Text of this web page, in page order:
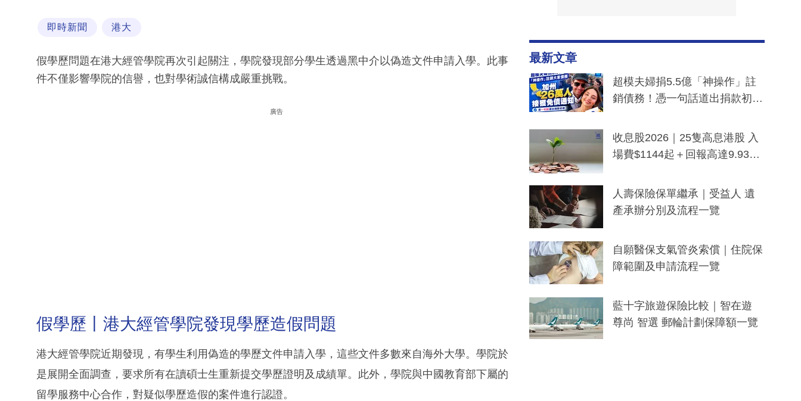
即時新聞 港大
假學歷問題在港大經管學院再次引起關注，學院發現部分學生透過黑中介以偽造文件申請入學。此事
件不僅影響學院的信譽，也對學術誠信構成嚴重挑戰。
廣告
假學歷丨港大經管學院發現學歷造假問題
港大經管學院近期發現，有學生利用偽造的學歷文件申請入學，這些文件多數來自海外大學。學院於
是展開全面調查，要求所有在讀碩士生重新提交學歷證明及成績單。此外，學院與中國教育部下屬的
留學服務中心合作，對疑似學歷造假的案件進行認證。
最新文章
超模夫婦捐5.5億「神操作」註
銷債務！憑一句話道出捐款初
一度被誤當詐騙手段
收息股2026｜25隻高息港股 入
場費$1144起＋回報高達9.93
人壽保險保單繼承｜受益人 遺
產承辦分別及流程一覽
自願醫保支氣管炎索償｜住院保
障範圍及申請流程一覽
藍十字旅遊保險比較｜智在遊
尊尚 智選 郵輪計劃保障額一覽